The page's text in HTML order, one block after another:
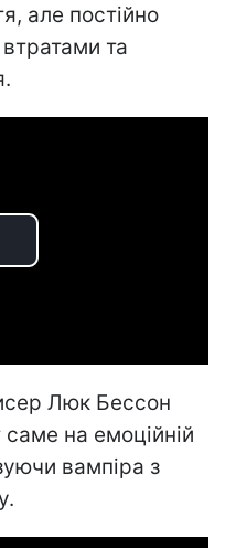
але постійно
та
Люк Бессон
на емоційній
вампіра з